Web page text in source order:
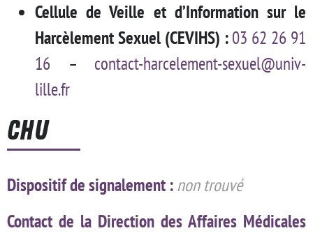
Cellule de Veille et d’Information sur le
Harcèlement Sexuel (CEVIHS) : 03 62 26 91
16 – contact-harcelement-sexuel@univ-
lille.fr
CHU
Dispositif de signalement :non trouvé
Contact de la Direction des Affaires Médicales